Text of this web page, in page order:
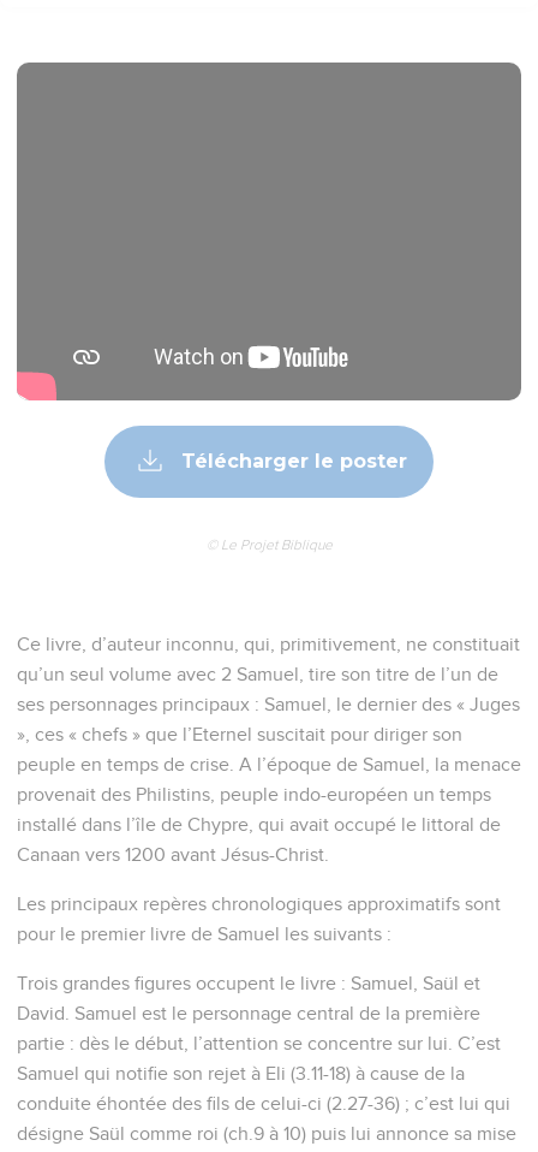
Télécharger le poster
© Le Projet Biblique
Ce livre, d’auteur inconnu, qui, primitivement, ne constituait
qu’un seul volume avec 2 Samuel, tire son titre de l’un de
ses personnages principaux : Samuel, le dernier des « Juges
», ces « chefs » que l’Eternel suscitait pour diriger son
peuple en temps de crise. A l’époque de Samuel, la menace
provenait des Philistins, peuple indo-européen un temps
installé dans l’île de Chypre, qui avait occupé le littoral de
Canaan vers 1200 avant Jésus-Christ.
Les principaux repères chronologiques approximatifs sont
pour le premier livre de Samuel les suivants :
Trois grandes figures occupent le livre : Samuel, Saül et
David. Samuel est le personnage central de la première
partie : dès le début, l’attention se concentre sur lui. C’est
Samuel qui notifie son rejet à Eli (3.11-18) à cause de la
conduite éhontée des fils de celui-ci (2.27-36) ; c’est lui qui
désigne Saül comme roi (ch.9 à 10) puis lui annonce sa mise